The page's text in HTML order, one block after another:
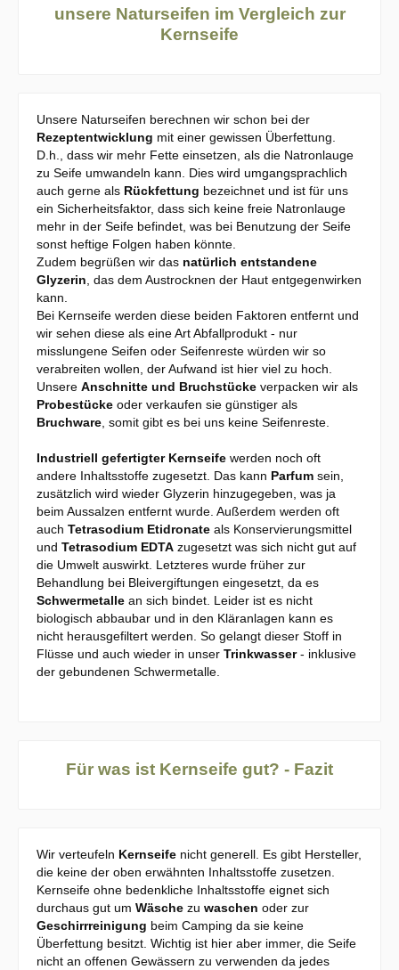
unsere Naturseifen im Vergleich zur
Kernseife
Unsere Naturseifen berechnen wir schon bei der
Rezeptentwicklung mit einer gewissen Überfettung.
D.h., dass wir mehr Fette einsetzen, als die Natronlauge
zu Seife umwandeln kann. Dies wird umgangsprachlich
auch gerne als Rückfettung bezeichnet und ist für uns
ein Sicherheitsfaktor, dass sich keine freie Natronlauge
mehr in der Seife befindet, was bei Benutzung der Seife
sonst heftige Folgen haben könnte.
Zudem begrüßen wir das natürlich entstandene
Glyzerin , das dem Austrocknen der Haut entgegenwirken
kann.
Bei Kernseife werden diese beiden Faktoren entfernt und
wir sehen diese als eine Art Abfallprodukt - nur
misslungene Seifen oder Seifenreste würden wir so
verabreiten wollen, der Aufwand ist hier viel zu hoch.
Unsere Anschnitte und Bruchstücke verpacken wir als
Probestücke oder verkaufen sie günstiger als
Bruchware , somit gibt es bei uns keine Seifenreste.
Industriell gefertigter Kernseife werden noch oft
andere Inhaltsstoffe zugesetzt. Das kann Parfum sein,
zusätzlich wird wieder Glyzerin hinzugegeben, was ja
beim Aussalzen entfernt wurde. Außerdem werden oft
auch Tetrasodium Etidronate als Konservierungsmittel
und Tetrasodium EDTA zugesetzt was sich nicht gut auf
die Umwelt auswirkt. Letzteres wurde früher zur
Behandlung bei Bleivergiftungen eingesetzt, da es
Schwermetalle an sich bindet. Leider ist es nicht
biologisch abbaubar und in den Kläranlagen kann es
nicht herausgefiltert werden. So gelangt dieser Stoff in
Flüsse und auch wieder in unser Trinkwasser - inklusive
der gebundenen Schwermetalle.
Für was ist Kernseife gut? - Fazit
Wir verteufeln Kernseife nicht generell. Es gibt Hersteller,
die keine der oben erwähnten Inhaltsstoffe zusetzen.
Kernseife ohne bedenkliche Inhaltsstoffe eignet sich
durchaus gut um Wäsche zu waschen oder zur
Geschirrreinigung beim Camping da sie keine
Überfettung besitzt. Wichtig ist hier aber immer, die Seife
nicht an offenen Gewässern zu verwenden da jedes